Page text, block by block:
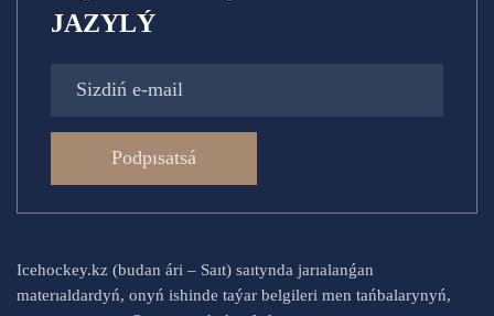
JAZYLÝ
Podpısatsá
Icehockey.kz (budan ári – Saıt) saıtynda jarıalanǵan
materıaldardyń, onyń ishinde taýar belgileri men tańbalarynyń,